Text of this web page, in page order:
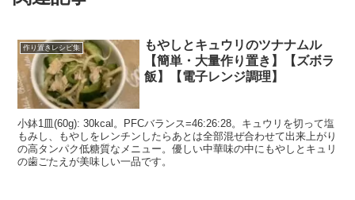
作り置きレシピ集
もやしとキュウリのツナナムル
【簡単・大量作り置き】【ズボラ
飯】【電子レンジ調理】
小鉢1皿(60g): 30kcal。PFCバランス=46:26:28。キュウリを切って塩
もみし、もやしをレンチンしたらあとは全部混ぜ合わせて出来上がり
の高タンパク低糖質なメニュー。優しい中華味の中にもやしとキュリ
の歯ごたえが美味しい一品です。